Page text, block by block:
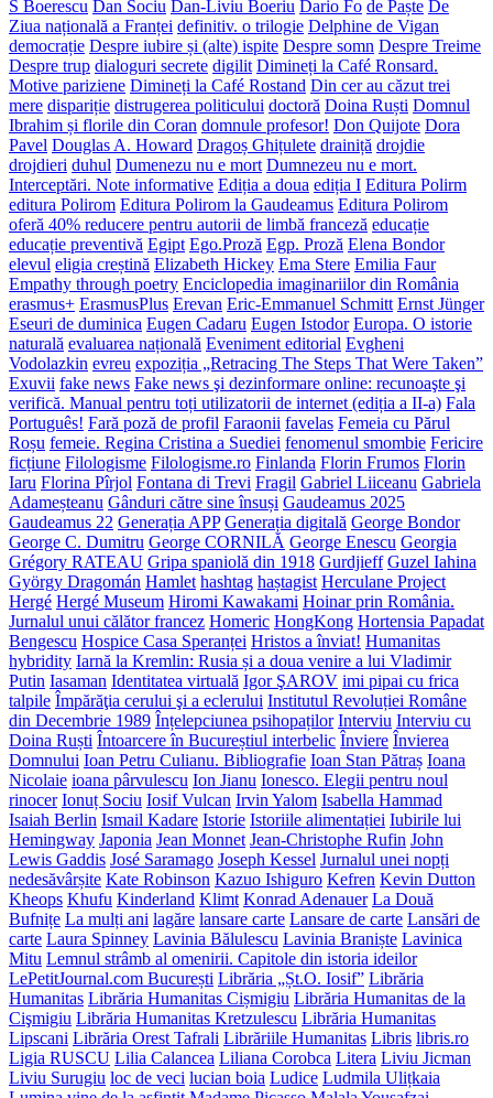
S Boerescu Dan Sociu Dan-Liviu Boeriu Dario Fo de Paște De
Ziua națională a Franței definitiv. o trilogie Delphine de Vigan
democrație Despre iubire și (alte) ispite Despre somn Despre Treime
Despre trup dialoguri secrete digilit Dimineți la Café Ronsard.
Motive pariziene Dimineți la Café Rostand Din cer au căzut trei
mere dispariție distrugerea politicului doctoră Doina Ruști Domnul
Ibrahim și florile din Coran domnule profesor! Don Quijote Dora
Pavel Douglas A. Howard Dragoș Ghițulete drainiță drojdie
drojdieri duhul Dumenezu nu e mort Dumnezeu nu e mort.
Interceptări. Note informative Ediția a doua ediția I Editura Polirm
editura Polirom Editura Polirom la Gaudeamus Editura Polirom
oferă 40% reducere pentru autorii de limbă franceză educație
educație preventivă Egipt Ego.Proză Egp. Proză Elena Bondor
elevul eligia creștină Elizabeth Hickey Ema Stere Emilia Faur
Empathy through poetry Enciclopedia imaginariilor din România
erasmus+ ErasmusPlus Erevan Eric-Emmanuel Schmitt Ernst Jünger
Eseuri de duminica Eugen Cadaru Eugen Istodor Europa. O istorie
naturală evaluarea națională Eveniment editorial Evgheni
Vodolazkin evreu expoziția „Retracing The Steps That Were Taken”
Exuvii fake news Fake news şi dezinformare online: recunoaşte şi
verifică. Manual pentru toți utilizatorii de internet (ediția a II-a) Fala
Português! Fară poză de profil Faraonii favelas Femeia cu Părul
Roșu femeie. Regina Cristina a Suediei fenomenul smombie Fericire
ficțiune Filologisme Filologisme.ro Finlanda Florin Frumos Florin
Iaru Florina Pîrjol Fontana di Trevi Fragil Gabriel Liiceanu Gabriela
Adameșteanu Gânduri către sine însuși Gaudeamus 2025
Gaudeamus 22 Generația APP Generația digitală George Bondor
George C. Dumitru George CORNILĂ George Enescu Georgia
Grégory RATEAU Gripa spaniolă din 1918 Gurdjieff Guzel Iahina
György Dragomán Hamlet hashtag haștagist Herculane Project
Hergé Hergé Museum Hiromi Kawakami Hoinar prin România.
Jurnalul unui călător francez Homeric HongKong Hortensia Papadat
Bengescu Hospice Casa Speranței Hristos a înviat! Humanitas
hybridity Iarnă la Kremlin: Rusia și a doua venire a lui Vladimir
Putin Iasaman Identitatea virtuală Igor ŞAROV imi pipai cu frica
talpile Împărăţia cerului şi a eclerului Institutul Revoluției Române
din Decembrie 1989 Înțelepciunea psihopaților Interviu Interviu cu
Doina Ruști Întoarcere în Bucureștiul interbelic Înviere Învierea
Domnului Ioan Petru Culianu. Bibliografie Ioan Stan Pătraș Ioana
Nicolaie ioana pârvulescu Ion Jianu Ionesco. Elegii pentru noul
rinocer Ionuț Sociu Iosif Vulcan Irvin Yalom Isabella Hammad
Isaiah Berlin Ismail Kadare Istorie Istoriile alimentației Iubirile lui
Hemingway Japonia Jean Monnet Jean-Christophe Rufin John
Lewis Gaddis José Saramago Joseph Kessel Jurnalul unei nopți
nedesăvârșite Kate Robinson Kazuo Ishiguro Kefren Kevin Dutton
Kheops Khufu Kinderland Klimt Konrad Adenauer La Două
Bufnițe La mulți ani lagăre lansare carte Lansare de carte Lansări de
carte Laura Spinney Lavinia Bălulescu Lavinia Braniște Lavinica
Mitu Lemnul strâmb al omenirii. Capitole din istoria ideilor
LePetitJournal.com București Librăria „Șt.O. Iosif” Librăria
Humanitas Librăria Humanitas Cișmigiu Librăria Humanitas de la
Cişmigiu Librăria Humanitas Kretzulescu Librăria Humanitas
Lipscani Librăria Orest Tafrali Librăriile Humanitas Libris libris.ro
Ligia RUSCU Lilia Calancea Liliana Corobca Litera Liviu Jicman
Liviu Surugiu loc de veci lucian boia Ludice Ludmila Ulițkaia